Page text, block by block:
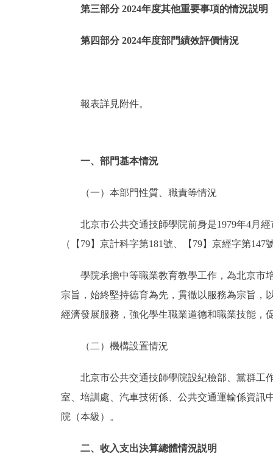
ENGLISH
第三部分 2024年度其他重要事項的情況説明
第四部分 2024年度部門績效評價情況
報表詳見附件。
一、部門基本情況
（一）本部門性質、職責等情況
北京市公共交通技師學院前身是1979年4月
（【79】京計科字第181號、【79】京經字第
學院承擔中等職業教育教學工作，為北京市
宗旨，始終堅持德育為先，貫徹以服務為宗旨，
經濟發展服務，強化學生職業道德和職業技能，
（二）機構設置情況
北京市公共交通技師學院設紀檢部、黨群工
室、培訓處、汽車技術係、公共交通運輸係資訊
院（本級）。
二、收入支出決算總體情況説明